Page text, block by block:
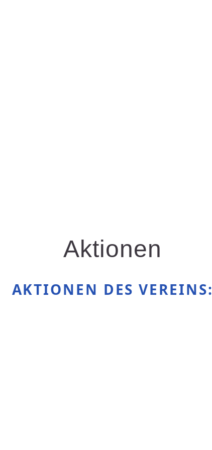
Aktionen
AKTIONEN DES VEREINS: